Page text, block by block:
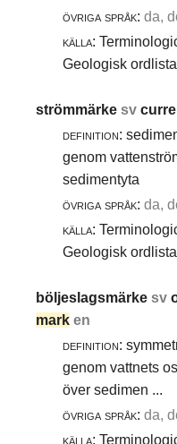
övriga språk: da,
källa:
Geologisk
strömmärkesv
definition:
genom
sedimentyta
övriga språk: da,
källa:
Geologisk
böljeslagsmärkesv
mark en
definition:
genom vattnets
över sedimen ...
övriga språk: da,
källa: